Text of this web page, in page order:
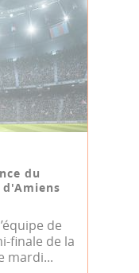
du
de
finale de la
mardi...